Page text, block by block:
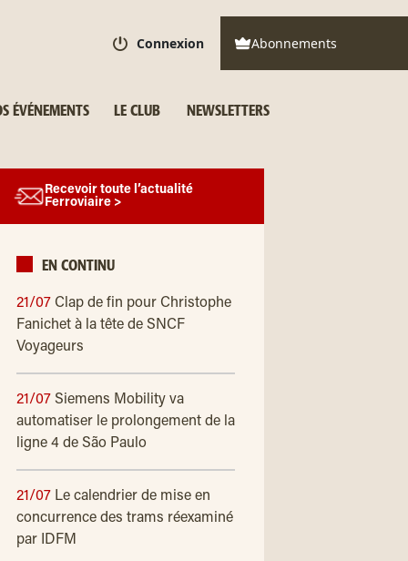
Connexion Abonnements
ÉVÉNEMENTS LE CLUB NEWSLETTERS
Recevoir toute l’actualité
Ferroviaire >
EN CONTINU
21/07 Clap de fin pour Christophe
Fanichet à la tête de SNCF
Voyageurs
21/07 Siemens Mobility va
automatiser le prolongement de la
ligne 4 de São Paulo
21/07 Le calendrier de mise en
concurrence des trams réexaminé
par IDFM